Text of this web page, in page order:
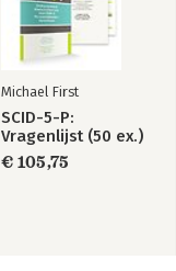
Michael First
SCID-5-P:
Vragenlijst (50 ex.)
€ 105,75